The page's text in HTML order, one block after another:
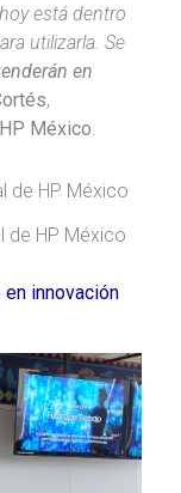
está dentro
utilizarla. Se
en
,
México
de HP México
innovación